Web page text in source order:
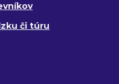
či túru